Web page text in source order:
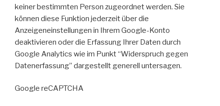
keiner bestimmten Person zugeordnet werden. Sie
können diese Funktion jederzeit über die
Anzeigeneinstellungen in Ihrem Google-Konto
deaktivieren oder die Erfassung Ihrer Daten durch
Google Analytics wie im Punkt “Widerspruch gegen
Datenerfassung” dargestellt generell untersagen.
Google reCAPTCHA